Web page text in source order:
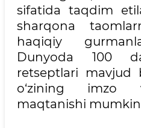
sifatida taqdim
sharqona
haqiqiy
Dunyoda 100
retseptlari mavjud
o‘zining imzo
maqtanishi